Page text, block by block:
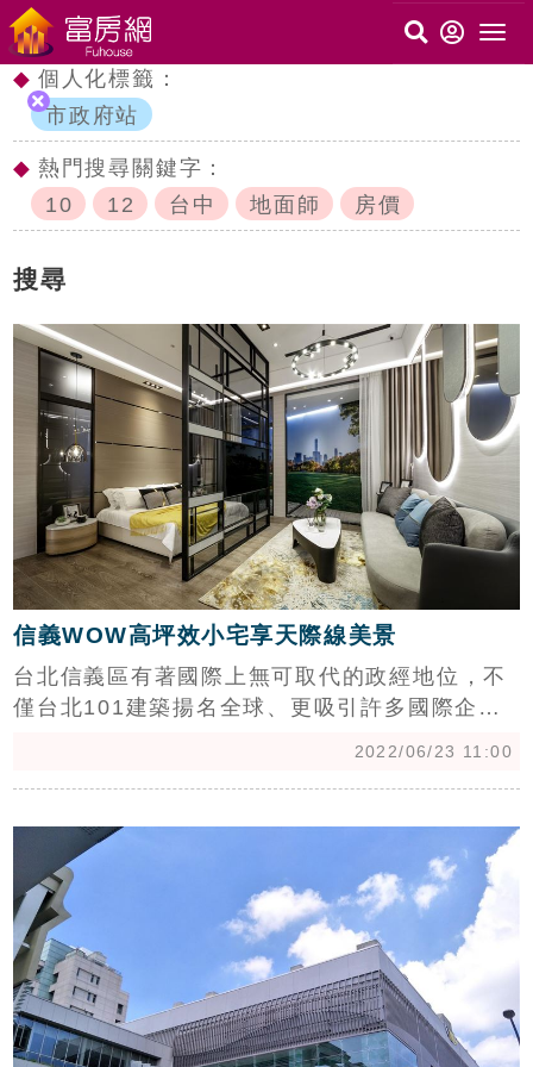
◆ 個人化標籤：
市政府站
◆ 熱門搜尋關鍵字：
10
12 台中 地面師 房價
搜尋
信義WOW高坪效小宅享天際線美景
台北信義區有著國際上無可取代的政經地位，不
僅台北101建築揚名全球、更吸引許多國際企業
天下，總價動輒上億元起跳，每回有小坪數產品
釋出，都是市場上非常搶手的標的，若是緊鄰捷
運站更是雙重鍍金。
2022/06/23 11:00